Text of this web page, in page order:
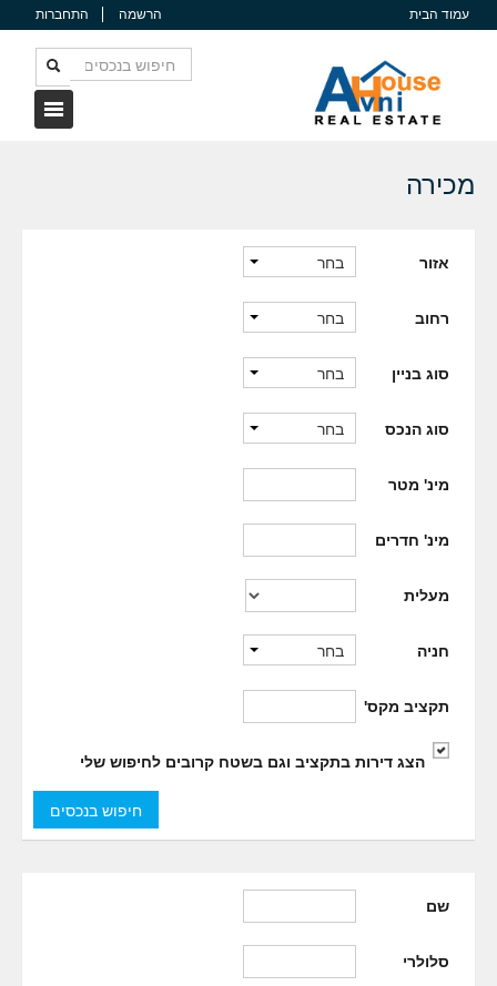
עמוד הבית התחברות הרשמה
מכירה
אזור בחר
רחוב בחר
סוג בניין בחר
סוג הנכס בחר
מינ' מטר
מינ' חדרים
מעלית
חניה בחר
תקציב מקס'
הצג דירות בתקציב וגם בשטח קרובים לחיפוש שלי
שם
סלולרי